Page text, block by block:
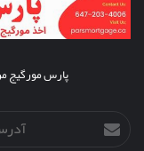
پارس مورگیج
آدرس
ایمیل